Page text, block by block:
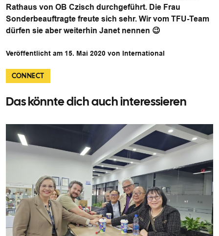
Rathaus von OB Czisch durchgeführt. Die Frau
Sonderbeauftragte freute sich sehr. Wir vom TFU-Team
dürfen sie aber weiterhin Janet nennen 😉
Veröffentlicht am 15. Mai 2020 von International
CONNECT
Das könnte dich auch interessieren